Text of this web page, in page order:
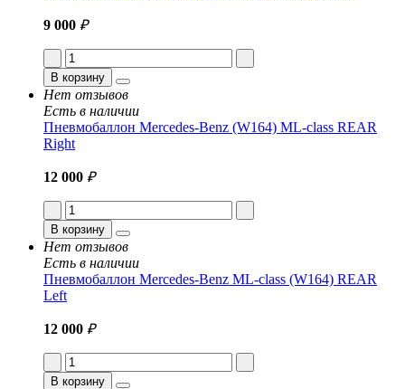
9 000 ₽
В корзину
Нет отзывов
Есть в наличии
Пневмобаллон Mercedes-Benz (W164) ML-class REAR
Right
12 000 ₽
В корзину
Нет отзывов
Есть в наличии
Пневмобаллон Mercedes-Benz ML-class (W164) REAR
Left
12 000 ₽
В корзину